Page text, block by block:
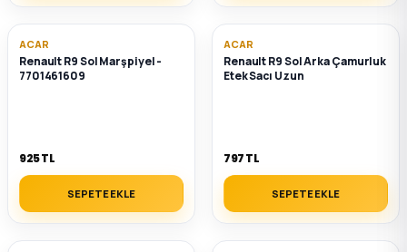
ACAR
Renault R9 Sol Marşpiyel -
7701461609
925 TL
SEPETE EKLE
ACAR
Renault R9 Sol Arka Çamurluk
Etek Sacı Uzun
797 TL
SEPETE EKLE